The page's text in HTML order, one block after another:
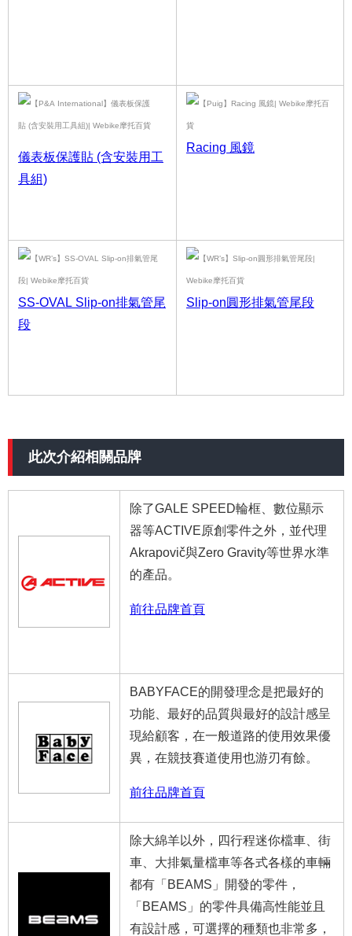
儀表板保護貼 (含安裝用工
具組)
Racing 風鏡
SS-OVAL Slip-on排氣管尾
段
Slip-on圓形排氣管尾段
此次介紹相關品牌
除了GALE SPEED輪框、數位顯示
器等ACTIVE原創零件之外，並代理
Akrapovič與Zero Gravity等世界水準
的產品。
前往品牌首頁
BABYFACE的開發理念是把最好的
功能、最好的品質與最好的設計感呈
現給顧客，在一般道路的使用效果優
異，在競技賽道使用也游刃有餘。
前往品牌首頁
除大綿羊以外，四行程迷你檔車、街
車、大排氣量檔車等各式各樣的車輛
都有「BEAMS」開發的零件，
「BEAMS」的零件具備高性能並且
有設計感，可選擇的種類也非常多，